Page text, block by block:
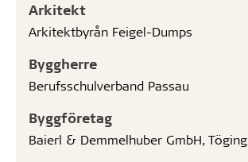
Arkitekt
Arkitektbyrån Feigel-Dumps
Byggherre
Berufsschulverband Passau
Byggföretag
Baierl & Demmelhuber GmbH, Töging